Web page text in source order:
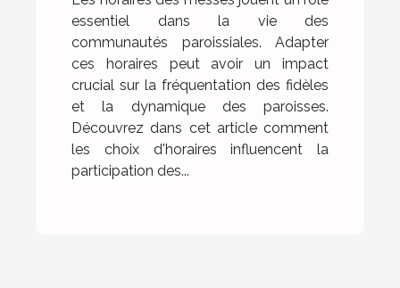
essentiel dans la vie des
communautés paroissiales. Adapter
ces horaires peut avoir un impact
crucial sur la fréquentation des fidèles
et la dynamique des paroisses.
Découvrez dans cet article comment
les choix d'horaires influencent la
participation des...